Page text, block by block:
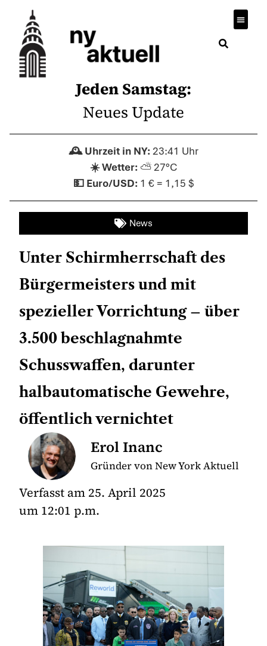
Jeden Samstag:
Neues Update
23:41 Uhr
⛅ 27°C
1 € = 1,15 $
News
Unter Schirmherrschaft des
Bürgermeisters und mit
spezieller Vorrichtung – über
3.500 beschlagnahmte
Schusswaffen, darunter
halbautomatische Gewehre,
öffentlich vernichtet
Erol Inanc
Gründer von New York Aktuell
Verfasst am 25. April 2025
um 12:01 p.m.